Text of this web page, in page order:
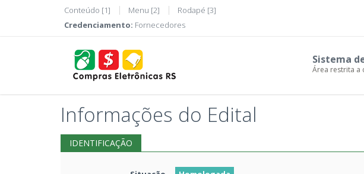
Conteúdo [1] Menu [2] Rodapé [3]
Credenciamento: Fornecedores
Sistema
Área restrita a
Informações do Edital
IDENTIFICAÇÃO